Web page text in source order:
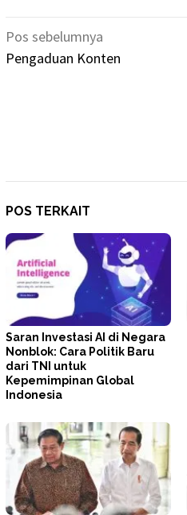
Navigasi
pos
Pos sebelumnya
Pengaduan Konten
POS TERKAIT
Saran Investasi AI di Negara
Nonblok: Cara Politik Baru
dari TNI untuk
Kepemimpinan Global
Indonesia